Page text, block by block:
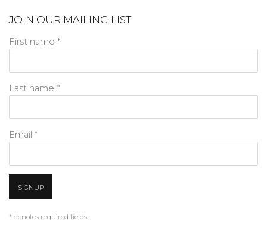
JOIN OUR MAILING LIST
First name *
Last name *
Email *
SIGNUP
* denotes required fields